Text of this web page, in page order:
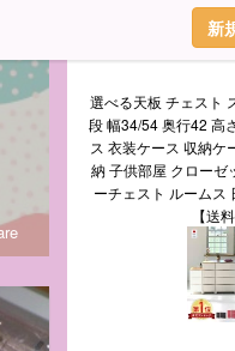
新
選べる天板 チェスト
段 幅34/54 奥行42 高
ス 衣装ケース 収納ケ
納 子供部屋 クローゼ
ーチェスト ルームス
【送